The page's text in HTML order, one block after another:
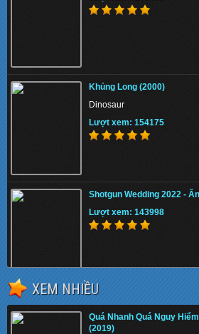
Khủng Long (2000)
Dinosaur
Lượt xem: 154175
Shotgun Wedding 2022 -
Lượt xem: 143998
Lượt xem: 152304
XEM NHIỀU
Quá Nhanh Quá Nguy
(2019)